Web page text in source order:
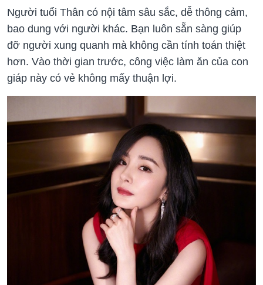
Người tuổi Thân có nội tâm sâu sắc, dễ thông cảm,
bao dung với người khác. Bạn luôn sẵn sàng giúp
đỡ người xung quanh mà không cần tính toán thiệt
hơn. Vào thời gian trước, công việc làm ăn của con
giáp này có vẻ không mấy thuận lợi.